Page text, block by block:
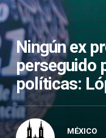
Ningún ex
perseguido
políticas:
MÉXICO